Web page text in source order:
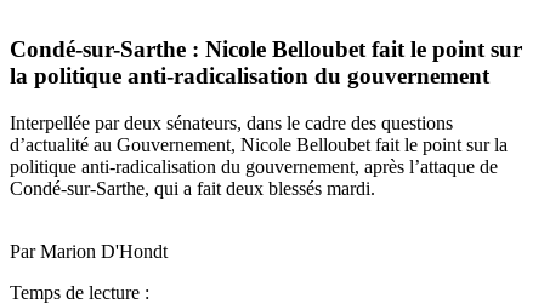
Condé-sur-Sarthe : Nicole Belloubet fait le point sur
la politique anti-radicalisation du gouvernement
Interpellée par deux sénateurs, dans le cadre des questions
d’actualité au Gouvernement, Nicole Belloubet fait le point sur la
politique anti-radicalisation du gouvernement, après l’attaque de
Condé-sur-Sarthe, qui a fait deux blessés mardi.
Par Marion D'Hondt
Temps de lecture :